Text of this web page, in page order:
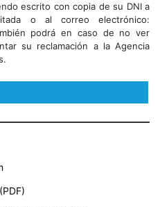
escrito con copia de su DNI a
o al correo electrónico:
podrá en caso de no ver
su reclamación a la Agencia